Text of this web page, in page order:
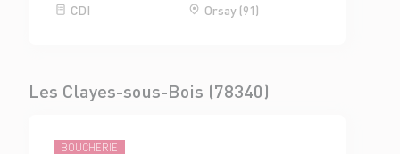
CDI Orsay (91)
Les Clayes-sous-Bois (78340)
BOUCHERIE